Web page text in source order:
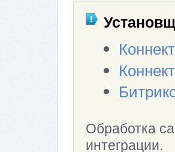
Обработка
интеграции.